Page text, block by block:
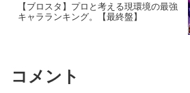
【ブロスタ】プロと考える現環境の最強
キャラランキング。【最終盤】
コメント